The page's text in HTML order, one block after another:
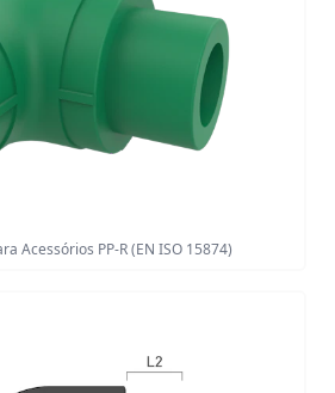
Acessórios PP-R (EN ISO 15874)